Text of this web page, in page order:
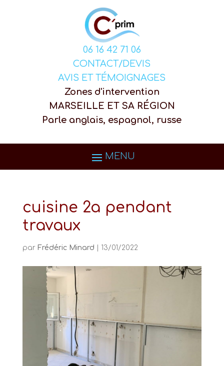
06 16 42 71 06
CONTACT/DEVIS
AVIS ET TÉMOIGNAGES
Zones d'intervention
MARSEILLE ET SA RÉGION
Parle anglais, espagnol, russe
cuisine 2a pendant
travaux
par Frédéric Minard 13/01/2022